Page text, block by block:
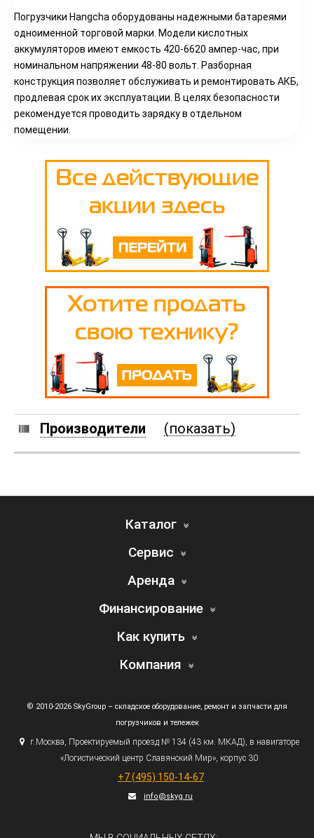
Погрузчики Hangcha оборудованы надежными батареями
одноименной торговой марки. Модели кислотных
аккумуляторов имеют емкость 420-6620 ампер-час, при
номинальном напряжении 48-80 вольт. Разборная
конструкция позволяет обслуживать и ремонтировать АКБ,
продлевая срок их эксплуатации. В целях безопасности
рекомендуется проводить зарядку в отдельном
помещении.
Производители (показать)
Каталог
Сервис
Аренда
Финансирование
Как купить
Компания
© 2010-2026 SkyGroup – складское оборудование, ремонт и запчасти для
погрузчиков и тележек
г.Москва, Проектируемый проезд № 134 (43км. МКАД), в навигаторе
«Логистический центр Славянский Мир», корпус 30
+7 (495) 150-14-67
info@skyg.ru